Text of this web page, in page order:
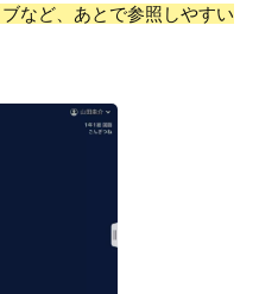
など、あとで参照しやすい